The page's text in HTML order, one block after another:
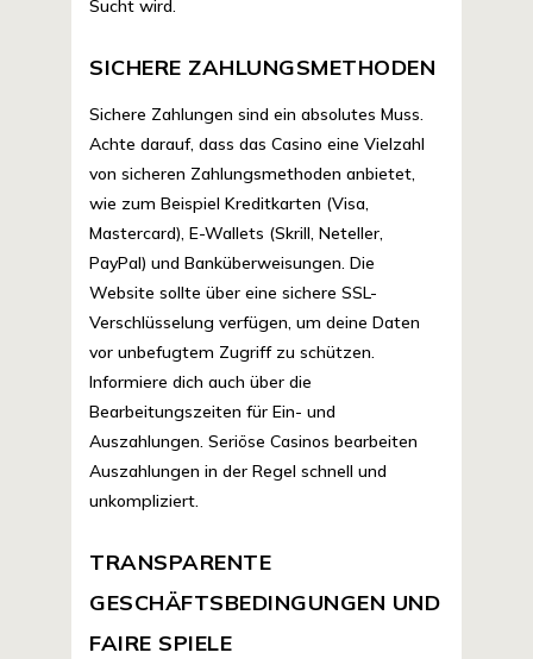
Sucht wird.
SICHERE ZAHLUNGSMETHODEN
Sichere Zahlungen sind ein absolutes Muss.
Achte darauf, dass das Casino eine Vielzahl
von sicheren Zahlungsmethoden anbietet,
wie zum Beispiel Kreditkarten (Visa,
Mastercard), E-Wallets (Skrill, Neteller,
PayPal) und Banküberweisungen. Die
Website sollte über eine sichere SSL-
Verschlüsselung verfügen, um deine Daten
vor unbefugtem Zugriff zu schützen.
Informiere dich auch über die
Bearbeitungszeiten für Ein- und
Auszahlungen. Seriöse Casinos bearbeiten
Auszahlungen in der Regel schnell und
unkompliziert.
TRANSPARENTE
GESCHÄFTSBEDINGUNGEN UND
FAIRE SPIELE